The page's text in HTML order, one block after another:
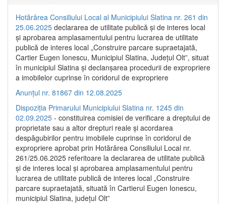
Hotărârea Consiliului Local al Municipiului Slatina nr. 261 din
25.06.2025 declararea de utilitate publică și de interes local
și aprobarea amplasamentului pentru lucrarea de utilitate
publică de interes local „Construire parcare supraetajată,
Cartier Eugen Ionescu, Municipiul Slatina, Județul Olt”, situat
în municipiul Slatina și declanșarea procedurii de expropriere
a imobilelor cuprinse în coridorul de expropriere
Anunțul nr. 81867 din 12.08.2025
Dispoziția Primarului Municipiului Slatina nr. 1245 din
02.09.2025 - constituirea comisiei de verificare a dreptului de
proprietate sau a altor drepturi reale și acordarea
despăgubirilor pentru imobilele cuprinse în coridorul de
expropriere aprobat prin Hotărârea Consiliului Local nr.
261/25.06.2025 referitoare la declararea de utilitate publică
și de interes local și aprobarea amplasamentului pentru
lucrarea de utilitate publică de interes local „Construire
parcare supraetajată, situată în Cartierul Eugen Ionescu,
municipiul Slatina, județul Olt”